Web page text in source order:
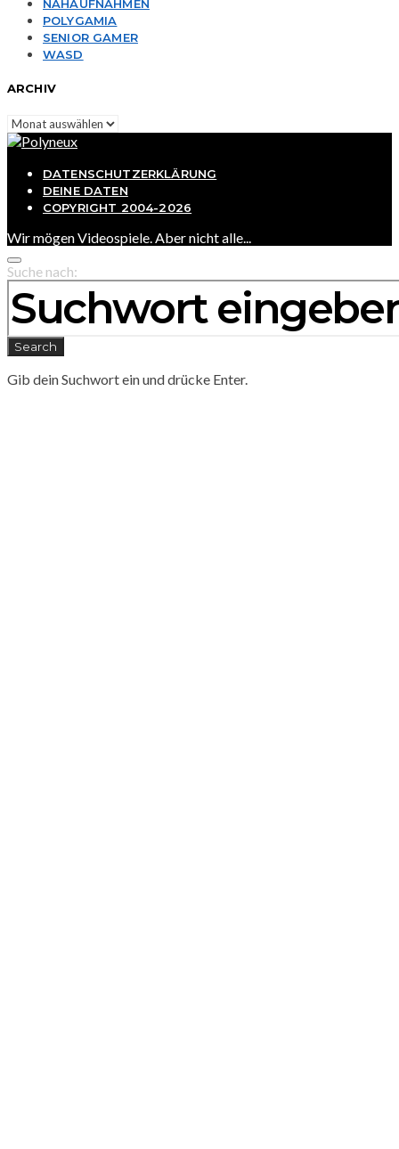
NAHAUFNAHMEN
POLYGAMIA
SENIOR GAMER
WASD
ARCHIV
Archiv
DATENSCHUTZERKLÄRUNG
DEINE DATEN
COPYRIGHT 2004-2026
Wir mögen Videospiele. Aber nicht alle...
Suche nach:
Search
Gib dein Suchwort ein und drücke Enter.